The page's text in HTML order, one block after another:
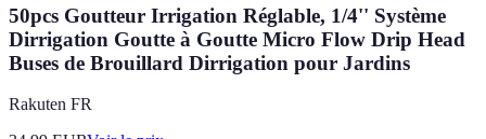
50pcs Goutteur Irrigation Réglable, 1/4'' Système
Dirrigation Goutte à Goutte Micro Flow Drip Head
Buses de Brouillard Dirrigation pour Jardins
Rakuten FR